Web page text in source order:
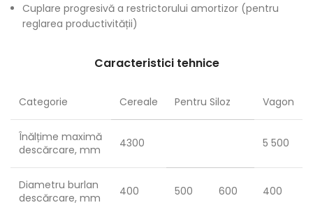
Cuplare progresivă a restrictorului amortizor (pentru
reglarea productivității)
Caracteristici tehnice
Categorie Cereale Pentru Siloz Vagon
Înălțime maximă
descărcare, mm
4300 5 500
Diametru burlan
descărcare, mm
400 500 600 400